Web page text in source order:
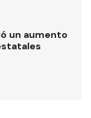
un aumento